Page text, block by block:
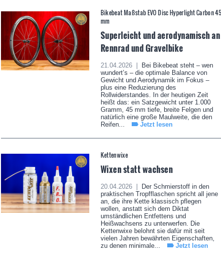
Bikebeat Maßstab EVO Disc Hyperlight Carbon
mm
Superleicht und aerodynamisch an
Rennrad und Gravelbike
21.04.2026 |
Bei Bikebeat steht – wen
wundert’s – die optimale Balance von
Gewicht und Aerodynamik im Fokus –
plus eine Reduzierung des
Rollwiderstandes. In der heutigen Zeit
heißt das: ein Satzgewicht unter 1.000
Gramm, 45 mm tiefe, breite Felgen und
natürlich eine große Maulweite, die den
Reifen...
Jetzt lesen
Kettenwixe
Wixen statt wachsen
20.04.2026 |
Der Schmierstoff in den
praktischen Tropfflaschen spricht all jene
an, die ihre Kette klassisch pflegen
wollen, anstatt sich dem Diktat
umständlichen Entfettens und
Heißwachsens zu unterwerfen. Die
Kettenwixe belohnt sie dafür mit seit
vielen Jahren bewährten Eigenschaften,
zu denen minimale...
Jetzt lesen